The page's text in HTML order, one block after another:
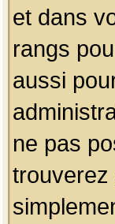
et dans
rangs
aussi
ne pas
trouverez